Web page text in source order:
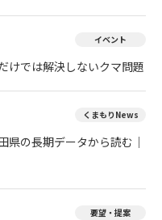
イベント
けでは解決しないクマ問題
くまもりNews
県の長期データから読む｜
要望・提案